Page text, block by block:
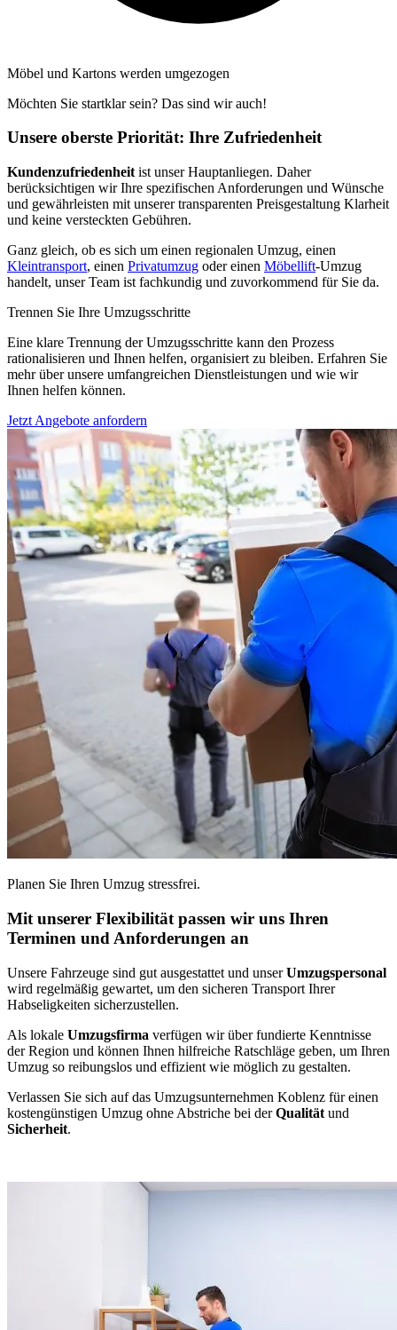
Möbel und Kartons werden umgezogen
Möchten Sie startklar sein? Das sind wir auch!
Unsere oberste Priorität: Ihre Zufriedenheit
Kundenzufriedenheit ist unser Hauptanliegen. Daher
berücksichtigen wir Ihre spezifischen Anforderungen und Wünsche
und gewährleisten mit unserer transparenten Preisgestaltung Klarheit
und keine versteckten Gebühren.
Ganz gleich, ob es sich um einen regionalen Umzug, einen
Kleintransport, einen Privatumzug oder einen Möbellift-Umzug
handelt, unser Team ist fachkundig und zuvorkommend für Sie da.
Trennen Sie Ihre Umzugsschritte
Eine klare Trennung der Umzugsschritte kann den Prozess
rationalisieren und Ihnen helfen, organisiert zu bleiben. Erfahren Sie
mehr über unsere umfangreichen Dienstleistungen und wie wir
Ihnen helfen können.
Jetzt Angebote anfordern
Planen Sie Ihren Umzug stressfrei.
Mit unserer Flexibilität passen wir uns Ihren
Terminen und Anforderungen an
Unsere Fahrzeuge sind gut ausgestattet und unserUmzugspersonal
wird regelmäßig gewartet, um den sicheren Transport Ihrer
Habseligkeiten sicherzustellen.
Als lokale Umzugsfirma verfügen wir über fundierte Kenntnisse
der Region und können Ihnen hilfreiche Ratschläge geben, um Ihren
Umzug so reibungslos und effizient wie möglich zu gestalten.
Verlassen Sie sich auf das Umzugsunternehmen Koblenz für einen
kostengünstigen Umzug ohne Abstriche bei derQualität und
Sicherheit.